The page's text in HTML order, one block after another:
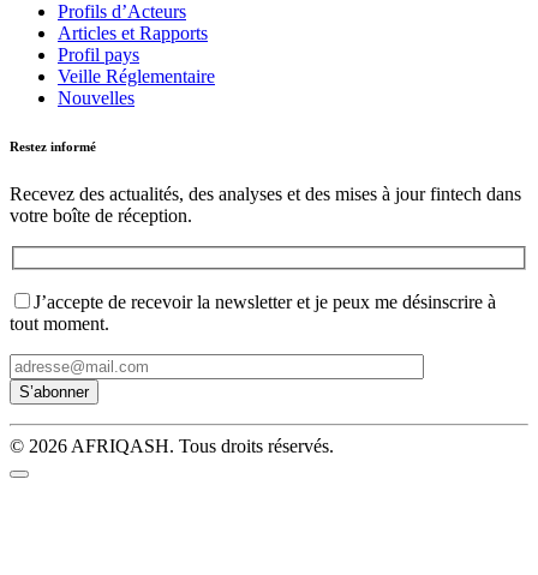
Profils d’Acteurs
Articles et Rapports
Profil pays
Veille Réglementaire
Nouvelles
Restez informé
Recevez des actualités, des analyses et des mises à jour fintech dans
votre boîte de réception.
J’accepte de recevoir la newsletter et je peux me désinscrire à
tout moment.
© 2026 AFRIQASH. Tous droits réservés.